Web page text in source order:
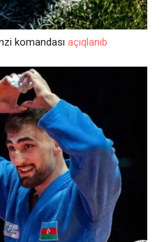
komandası açıqlanıb